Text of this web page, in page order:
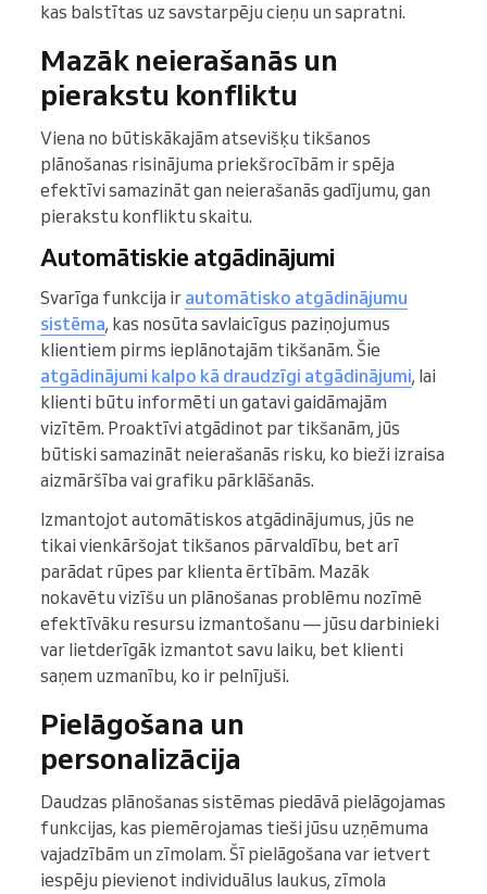
kas balstītas uz savstarpēju cieņu un sapratni.
Mazāk neierašanās un
pierakstu konfliktu
Viena no būtiskākajām atsevišķu tikšanos
plānošanas risinājuma priekšrocībām ir spēja
efektīvi samazināt gan neierašanās gadījumu, gan
pierakstu konfliktu skaitu.
Automātiskie atgādinājumi
Svarīga funkcija ir automātisko atgādinājumu
sistēma, kas nosūta savlaicīgus paziņojumus
klientiem pirms ieplānotajām tikšanām. Šie
atgādinājumi kalpo kā draudzīgi atgādinājumi, lai
klienti būtu informēti un gatavi gaidāmajām
vizītēm. Proaktīvi atgādinot par tikšanām, jūs
būtiski samazināt neierašanās risku, ko bieži izraisa
aizmāršība vai grafiku pārklāšanās.
Izmantojot automātiskos atgādinājumus, jūs ne
tikai vienkāršojat tikšanos pārvaldību, bet arī
parādat rūpes par klienta ērtībām. Mazāk
nokavētu vizīšu un plānošanas problēmu nozīmē
efektīvāku resursu izmantošanu — jūsu darbinieki
var lietderīgāk izmantot savu laiku, bet klienti
saņem uzmanību, ko ir pelnījuši.
Pielāgošana un
personalizācija
Daudzas plānošanas sistēmas piedāvā pielāgojamas
funkcijas, kas piemērojamas tieši jūsu uzņēmuma
vajadzībām un zīmolam. Šī pielāgošana var ietvert
iespēju pievienot individuālus laukus, zīmola